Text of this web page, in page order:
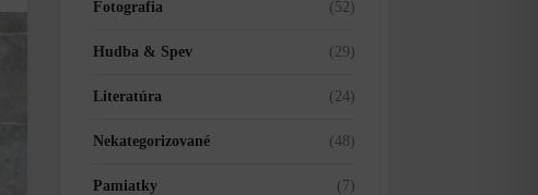
Fotografia (52)
Hudba & Spev (29)
Literatúra (24)
Nekategorizované (48)
Pamiatky (7)